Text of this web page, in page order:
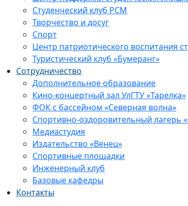
Студенческий клуб РСМ
Творчество и досуг
Спорт
Центр патриотического воспитания
Туристический клуб «Бумеранг»
Сотрудничество
Дополнительное образование
Кино-концертный зал УлГТУ «Тарелка»
ФОК с бассейном «Северная волна»
Спортивно-оздоровительный лагерь
Медиастудия
Издательство «Венец»
Спортивные площадки
Инженерный клуб
Базовые кафедры
Контакты